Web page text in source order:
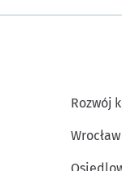
Rozwój